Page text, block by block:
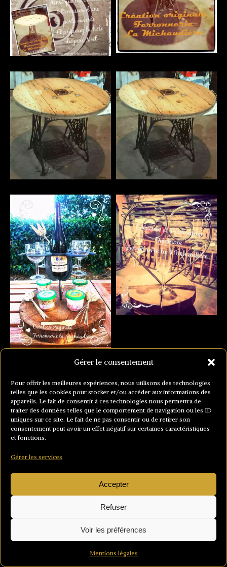
Gérer le consentement
Pour offrir les meilleures expériences, nous utilisons des technologies
telles que les cookies pour stocker et/ou accéder aux informations des
appareils. Le fait de consentir à ces technologies nous permettra de
traiter des données telles que le comportement de navigation ou les ID
uniques sur ce site. Le fait de ne pas consentir ou de retirer son
consentement peut avoir un effet négatif sur certaines caractéristiques
et fonctions.
Gérer les services
Accepter
Refuser
Voir les préférences
Mentions légales